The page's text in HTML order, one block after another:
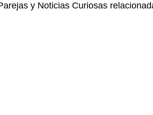
y Noticias Curiosas